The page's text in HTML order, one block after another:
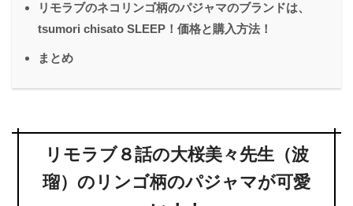
リモラブのネコリンゴ柄のパジャマのブランドは、
tsumori chisato SLEEP！価格と購入方法！
まとめ
リモラブ８話の大桜美々先生（波
瑠）のリンゴ柄のパジャマが可愛